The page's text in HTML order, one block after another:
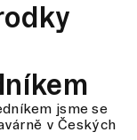
jsme se
v Českých